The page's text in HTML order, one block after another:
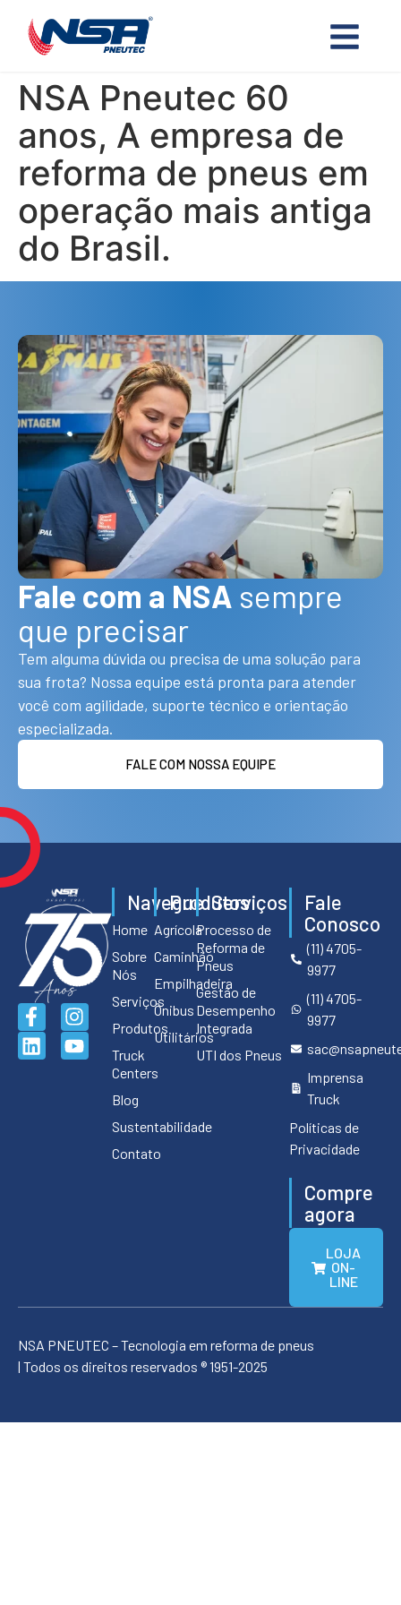
NSA Pneutec 60
anos, A empresa de
reforma de pneus em
operação mais antiga
do Brasil.
Fale com a NSA sempre
que precisar
Tem alguma dúvida ou precisa de uma solução para
sua frota? Nossa equipe está pronta para atender
você com agilidade, suporte técnico e orientação
especializada.
FALE COM NOSSA EQUIPE
Navegue
Home
Sobre
Nós
Serviços
Produtos
Truck
Centers
Blog
Sustentabilidade
Contato
Produtos
Agrícola
Caminhão
Empilhadeira
Ônibus
Utilitários
Serviços
Processo de
Reforma de
Pneus
Gestão de
Desempenho
Integrada
UTI dos Pneus
Fale
Conosco
(11) 4705-
9977
(11) 4705-
9977
Imprensa
Truck
Políticas de
Privacidade
Compre
agora
LOJA
ON-
LINE
NSA PNEUTEC – Tecnologia em reforma de pneus
| Todos os direitos reservados ® 1951-2025